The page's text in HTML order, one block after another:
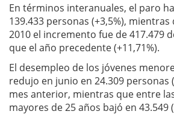
En términos interanuales, el paro
139.433 personas (+3,5%),
2010 el incremento fue de 417.479
que el año precedente (+11,71%).
El desempleo de los jóvenes
redujo en junio en 24.309 personas
mes anterior, mientras que entre
mayores de 25 años bajó en 43.549